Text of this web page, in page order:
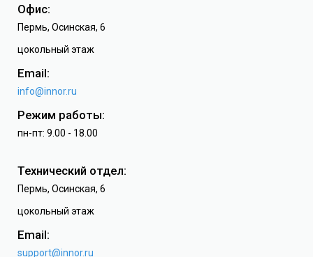
Офис:
Пермь, Осинская, 6
цокольный этаж
Email:
info@innor.ru
Режим работы:
пн-пт: 9.00 - 18.00
Технический отдел:
Пермь, Осинская, 6
цокольный этаж
Email:
support@innor.ru